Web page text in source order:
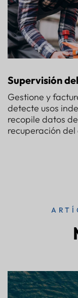
Supervisión
Gestione y
detecte usos
recopile datos
recuperación